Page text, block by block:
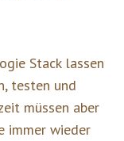
Stack lassen
testen und
müssen aber
immer wieder